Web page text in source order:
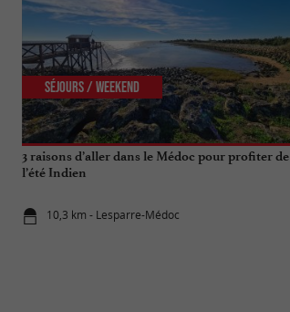
3 raisons d’aller dans le Médoc pour profiter de
l’été Indien
10,3 km - Lesparre-Médoc
Séjours / Weekend